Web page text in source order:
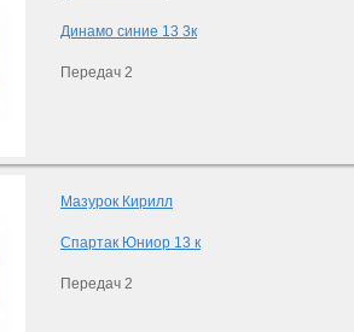
Динамо синие 13 3к
Передач 2
Мазурок Кирилл
Спартак Юниор 13 к
Передач 2